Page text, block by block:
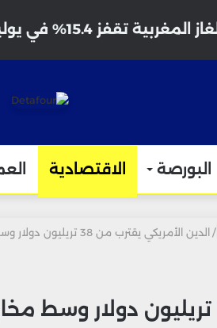
البورصة الاقتصادية
/
الدين الأمريكي يقترب من 38
الدين الأمريكي يقترب من 38 تريليون